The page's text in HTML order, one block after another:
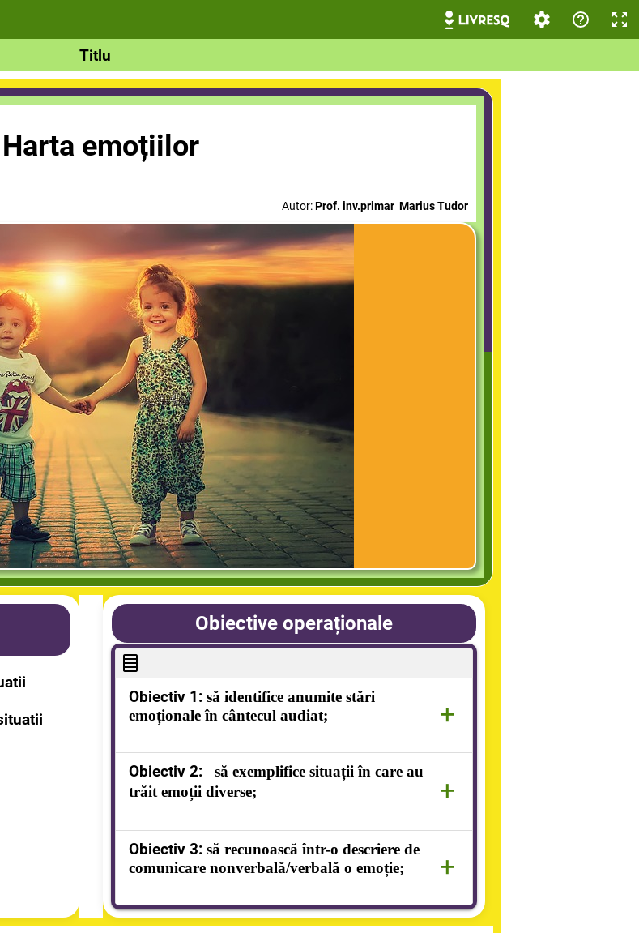
Titlu
Harta emoțiilor
Autor:Prof. inv.primar Marius Tudor
Obiective operaționale
Obiectiv 1:să identifice anumite stări
emoționale în cântecul audiat;
+
Scrie un conținut...
Obiectiv 2: să exemplifice situații în care au
trăit emoții diverse;
+
Scrie un conținut...
Obiectiv 3:să recunoască într-o descriere de
comunicare nonverbală/verbală o emoție;
+
Scrie un conținut...